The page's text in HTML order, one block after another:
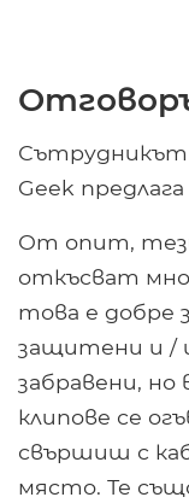
Сътрудникът
Geek
От опит,
откъсват
това е добре
защитени и /
забравени,
клипове се
свършиш с
място. Те